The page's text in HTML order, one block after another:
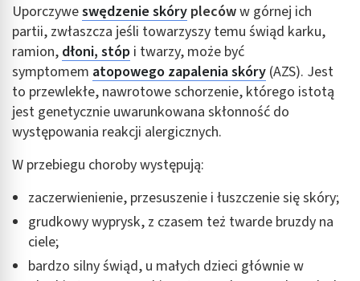
Uporczyweswędzenie skóry plecóww górnej ich
partii, zwłaszcza jeśli towarzyszy temu świąd karku,
ramion, dłoni, stóp i twarzy, może być
symptomem atopowego zapalenia skóry (AZS). Jest
to przewlekłe, nawrotowe schorzenie, którego istotą
jest genetycznie uwarunkowana skłonność do
występowania reakcji alergicznych.
W przebiegu choroby występują:
zaczerwienienie, przesuszenie i łuszczenie się skóry;
grudkowy wyprysk, z czasem też twarde bruzdy na
ciele;
bardzo silny świąd, u małych dzieci głównie w